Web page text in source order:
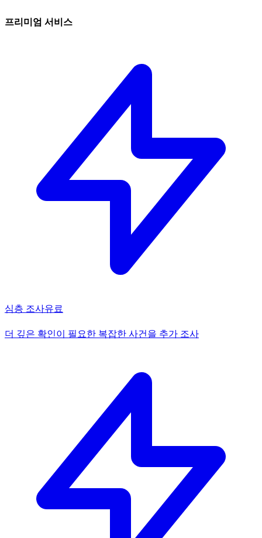
프리미엄 서비스
심층 조사유료
더 깊은 확인이 필요한 복잡한 사건을 추가 조사